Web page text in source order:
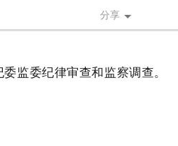
分享
监委纪律审查和监察调查。